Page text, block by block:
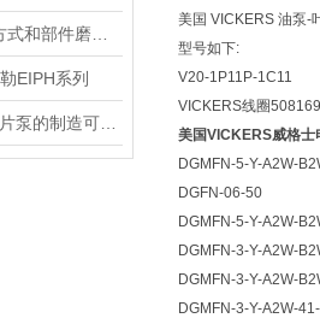
EIPH系列
美国 VICKERS 油泵-
型号如下:
V20-1P11P-1C11
VICKERS线圈
美国VICKERS威格士
DGMFN-5-Y-A2W-
DGFN-06-50
DGMFN-5-Y-A2W-
DGMFN-3-Y-A2W-
DGMFN-3-Y-A2W-
DGMFN-3-Y-A2W-